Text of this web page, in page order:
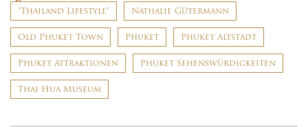
"Thailand Lifestyle" Nathalie Gütermann
Old Phuket Town Phuket Phuket Altstadt
Phuket Attraktionen Phuket Sehenswürdigkeiten
Thai Hua Museum